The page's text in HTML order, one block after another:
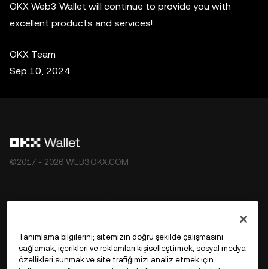
OKX Web3 Wallet will continue to provide you with
excellent products and services!
OKX Team
Sep 10, 2024
©2017 - 2026 WEB3.OKX.COM
Tanımlama bilgilerini; sitemizin doğru şekilde çalışmasını
sağlamak, içerikleri ve reklamları kişiselleştirmek, sosyal medya
özellikleri sunmak ve site trafiğimizi analiz etmek için